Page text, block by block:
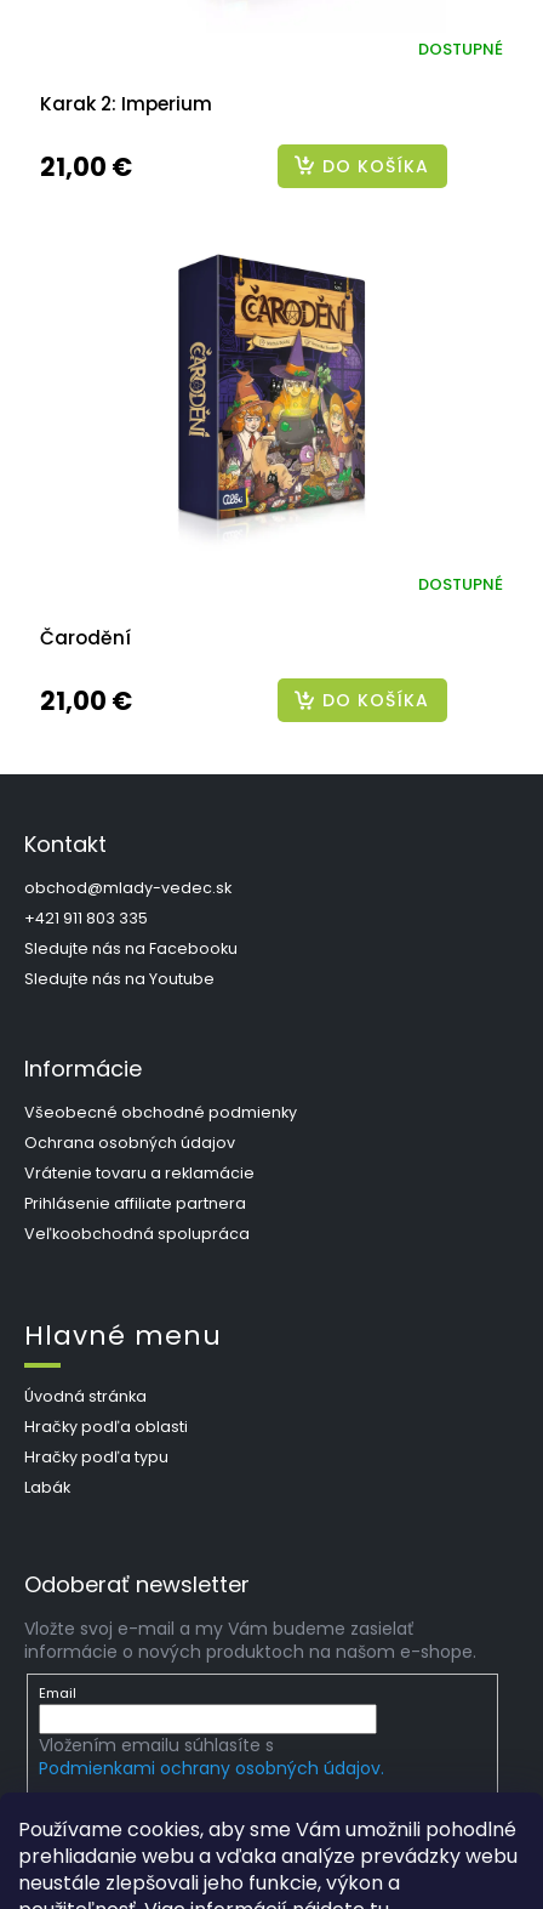
Používame cookies, aby sme Vám umožnili pohodlné
prehliadanie webu a vďaka analýze prevádzky webu
neustále zlepšovali jeho funkcie, výkon a
Karak 2: Imperium
DOSTUPNÉ
21,00 € DO KOŠÍKA
Čarodění
DOSTUPNÉ
21,00 € DO KOŠÍKA
Kontakt
obchod@mlady-vedec.sk
+421 911 803 335
Sledujte nás na Facebooku
Sledujte nás na Youtube
Informácie
Všeobecné obchodné podmienky
Ochrana osobných údajov
Vrátenie tovaru a reklamácie
Prihlásenie affiliate partnera
Veľkoobchodná spolupráca
Hlavné menu
Úvodná stránka
Hračky podľa oblasti
Hračky podľa typu
Labák
Odoberať newsletter
Vložte svoj e-mail a my Vám budeme zasielať
informácie o nových produktoch na našom e-shope.
Email
Vložením emailu súhlasíte s
Podmienkami ochrany osobných údajov.